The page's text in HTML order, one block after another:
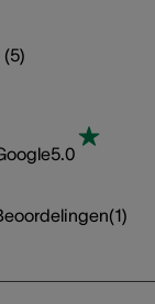
(5)
5.0
(1)